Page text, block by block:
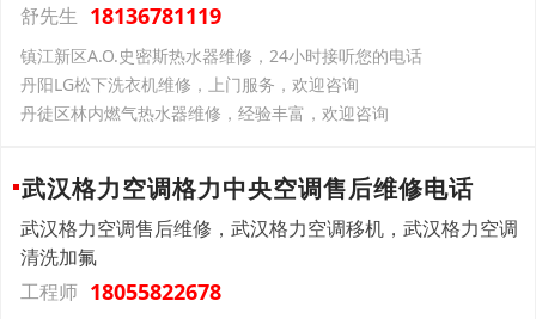
舒先生 18136781119
镇江新区A.O.史密斯热水器维修，24小时接听您的电话
丹阳LG松下洗衣机维修，上门服务，欢迎咨询
丹徒区林内燃气热水器维修，经验丰富，欢迎咨询
武汉格力空调格力中央空调售后维修电话
武汉格力空调售后维修，武汉格力空调移机，武汉格力空调
清洗加氟
工程师 18055822678